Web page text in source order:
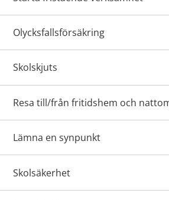
Olycksfallsförsäkring
Skolskjuts
Resa till/från fritidshem och
Lämna en synpunkt
Skolsäkerhet